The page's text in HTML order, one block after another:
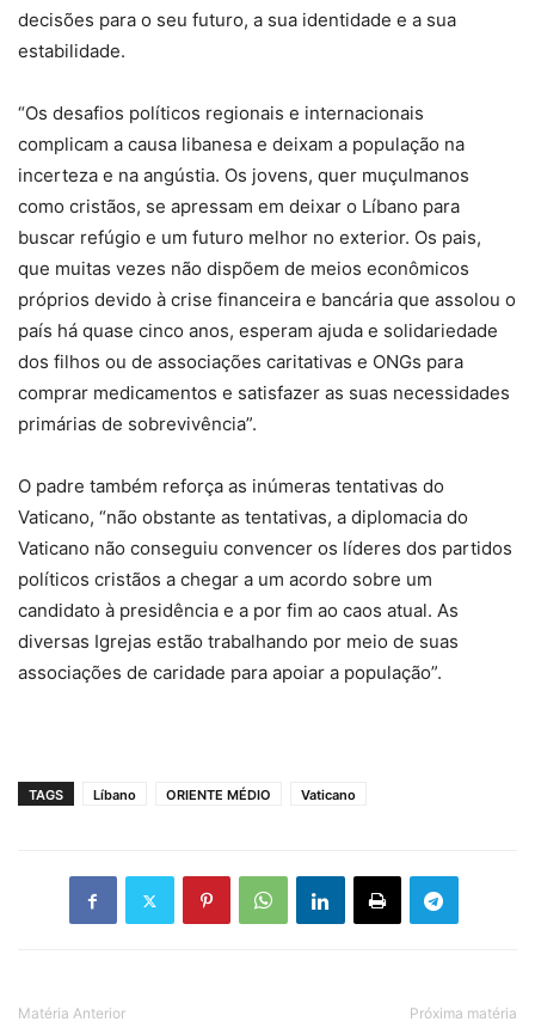
decisões para o seu futuro, a sua identidade e a sua
estabilidade.
“Os desafios políticos regionais e internacionais
complicam a causa libanesa e deixam a população na
incerteza e na angústia. Os jovens, quer muçulmanos
como cristãos, se apressam em deixar o Líbano para
buscar refúgio e um futuro melhor no exterior. Os pais,
que muitas vezes não dispõem de meios econômicos
próprios devido à crise financeira e bancária que assolou o
país há quase cinco anos, esperam ajuda e solidariedade
dos filhos ou de associações caritativas e ONGs para
comprar medicamentos e satisfazer as suas necessidades
primárias de sobrevivência”.
O padre também reforça as inúmeras tentativas do
Vaticano, “não obstante as tentativas, a diplomacia do
Vaticano não conseguiu convencer os líderes dos partidos
políticos cristãos a chegar a um acordo sobre um
candidato à presidência e a por fim ao caos atual. As
diversas Igrejas estão trabalhando por meio de suas
associações de caridade para apoiar a população”.
TAGS Líbano ORIENTE MÉDIO Vaticano
Matéria Anterior Próxima matéria